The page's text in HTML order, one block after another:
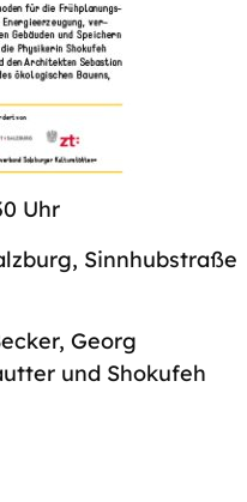
Uhr
Sinnhubstraße
Georg
und Shokufeh